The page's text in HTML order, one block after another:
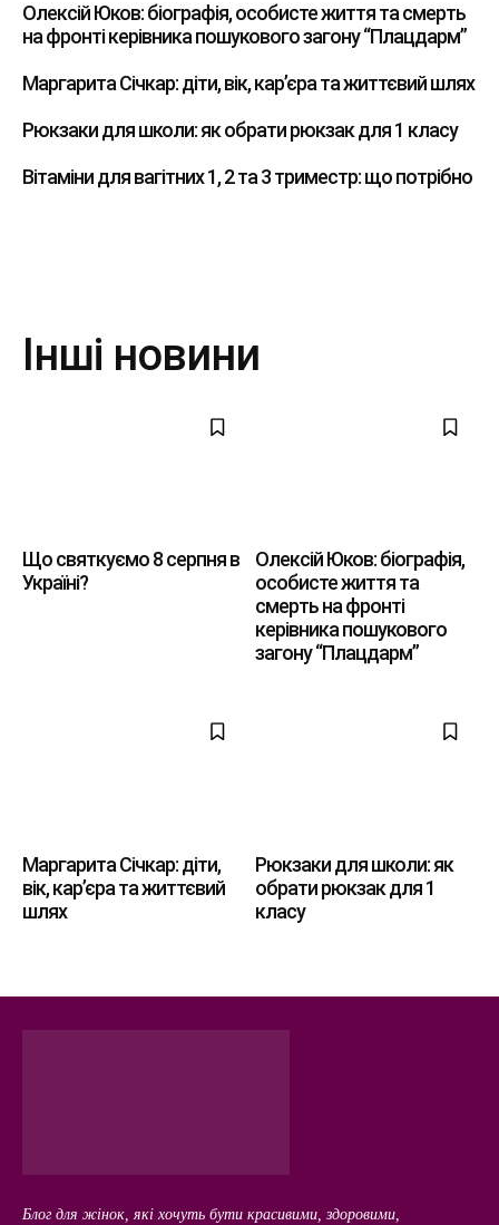
Олексій Юков: біографія, особисте життя та смерть
на фронті керівника пошукового загону “Плацдарм”
Маргарита Січкар: діти, вік, кар’єра та життєвий шлях
Рюкзаки для школи: як обрати рюкзак для 1 класу
Вітаміни для вагітних 1, 2 та 3 триместр: що потрібно
Інші новини
Що святкуємо 8 серпня в
Україні?
Олексій Юков: біографія,
особисте життя та
смерть на фронті
керівника пошукового
загону “Плацдарм”
Маргарита Січкар: діти,
вік, кар’єра та життєвий
шлях
Рюкзаки для школи: як
обрати рюкзак для 1
класу
Блог для жінок, які хочуть бути красивими, здоровими,